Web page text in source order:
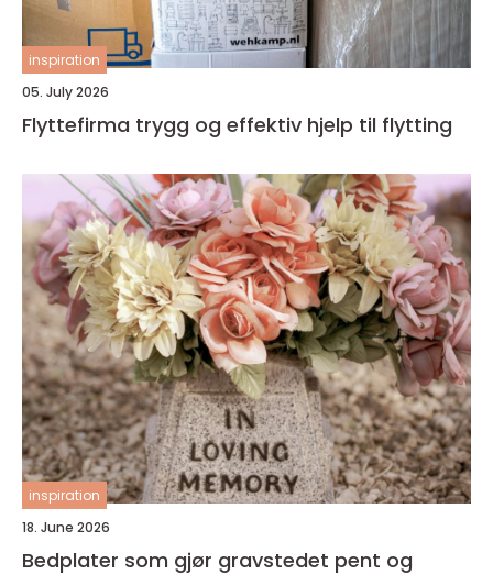
inspiration
05. July 2026
Flyttefirma trygg og effektiv hjelp til flytting
inspiration
18. June 2026
Bedplater som gjør gravstedet pent og